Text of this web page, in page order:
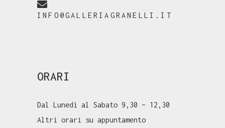
INFO@GALLERIAGRANELLI.IT
ORARI
Dal Lunedì al Sabato 9,30 – 12,30
Altri orari su appuntamento